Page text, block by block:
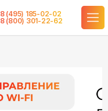
8 (495) 185-02-02
8 (800) 301-22-62